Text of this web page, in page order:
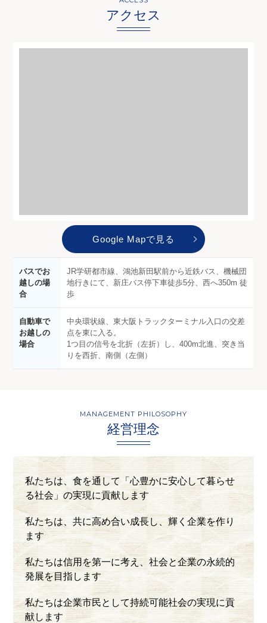
アクセス
Google Mapで見る
バスでお
越しの場
合
JR学研都市線、鴻池新田駅前から近鉄バス、機械団
地行きにて、新庄バス停下車徒歩5分、西へ350m 徒
歩
自動車で
お越しの
場合
中央環状線、東大阪トラックターミナル入口の交差
点を東に入る。
1つ目の信号を北折（左折）し、400m北進、突き当
りを西折、南側（左側）
MANAGEMENT PHILOSOPHY
経営理念
私たちは、食を通して「心豊かに安心して暮らせ
る社会」の実現に貢献します
私たちは、共に高め合い成長し、輝く企業を作り
ます
私たちは信用を第一に考え、社会と企業の永続的
発展を目指します
私たちは企業市民として持続可能社会の実現に貢
献します